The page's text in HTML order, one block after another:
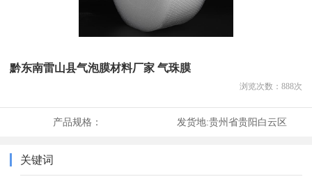
黔东南雷山县气泡膜材料厂家 气珠膜
浏览次数： 888次
产品规格： 发货地:贵州省贵阳白云区
关键词